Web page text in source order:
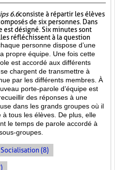
6.6consiste à répartir les élèves
de six personnes. Dans
désigné. Six minutes sont
réfléchissent à la question
personne dispose d’une
propre équipe. Une fois cette
est accordé aux différents
chargent de transmettre à
par les différents membres. À
porte-parole d’équipe est
des réponses à une
dans les grands groupes où il
tous les élèves. De plus, elle
le temps de parole accordé à
groupes.
Socialisation (8)